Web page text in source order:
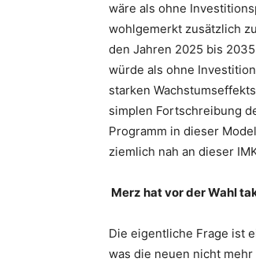
wäre als ohne
wohlgemerkt zusätzlich
den Jahren 2025 bis
würde als ohne
starken
simplen Fortschreibung
Programm in dieser
ziemlich nah an dieser
Merz hat vor der Wahl
Die eigentliche Frage ist
was die neuen nicht